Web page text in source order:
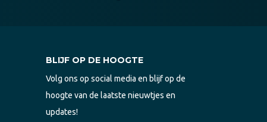
BLIJF OP DE HOOGTE
Volg ons op social media en blijf op de
hoogte van de laatste nieuwtjes en
updates!